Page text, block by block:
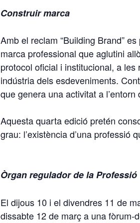
Construir marca
Amb el reclam “Building Brand”
marca professional que aglutini
protocol oficial i institucional, a
indústria dels esdeveniments.
que genera una activitat a
Aquesta quarta edició pretén
grau: l’existència d’una
Òrgan regulador de la Professió
El dijous 10 i el divendres 11 de
dissabte 12 de març a una fòrum-